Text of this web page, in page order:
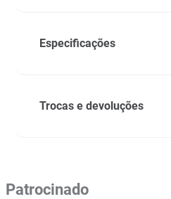
Especificações
Trocas e devoluções
Patrocinado